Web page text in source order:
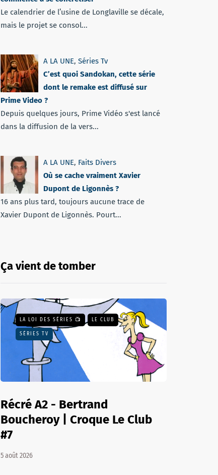
Le calendrier de l’usine de Longlaville se décale,
mais le projet se consol...
A LA UNE, Séries Tv
C’est quoi Sandokan, cette série
dont le remake est diffusé sur
Prime Video ?
Depuis quelques jours, Prime Vidéo s'est lancé
dans la diffusion de la vers...
A LA UNE, Faits Divers
Où se cache vraiment Xavier
Dupont de Ligonnès ?
16 ans plus tard, toujours aucune trace de
Xavier Dupont de Ligonnès. Pourt...
Ça vient de tomber
LA LOI DES SÉRIES 📺 LE CLUB
SÉRIES TV
Récré A2 - Bertrand
Boucheroy | Croque Le Club
#7
5 août 2026